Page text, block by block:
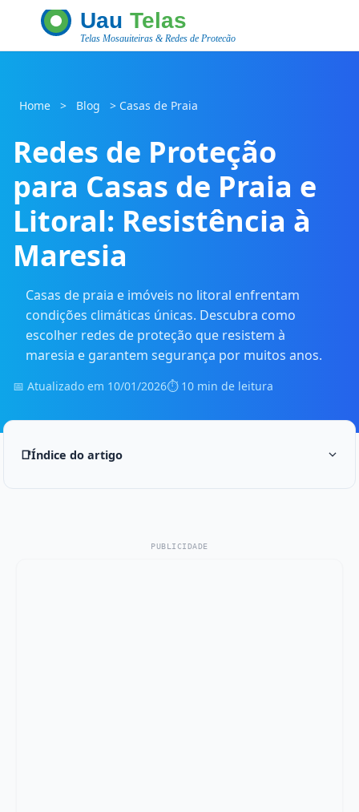
Home > Blog > Casas de Praia
Redes de Proteção
para Casas de Praia e
Litoral: Resistência à
Maresia
Casas de praia e imóveis no litoral enfrentam
condições climáticas únicas. Descubra como
escolher redes de proteção que resistem à
maresia e garantem segurança por muitos anos.
📅 Atualizado em 10/01/2026⏱️ 10 min de leitura
📑Índice do artigo
PUBLICIDADE